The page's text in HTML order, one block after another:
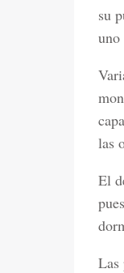
su
uno
las
El
Las